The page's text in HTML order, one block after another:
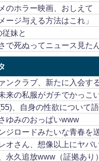
のホラー映画、おしえて
ージ与える方法はこれ」
妹と
で死ぬってニュース見た
ンクラブ、新たに入会す
来の私服がガチでかっこ
、自身の性欲について
ゆみのおっぱいwww
ジロードみたいな青春を
オさん、想像以上にヤ
永久追放www（証拠あり）